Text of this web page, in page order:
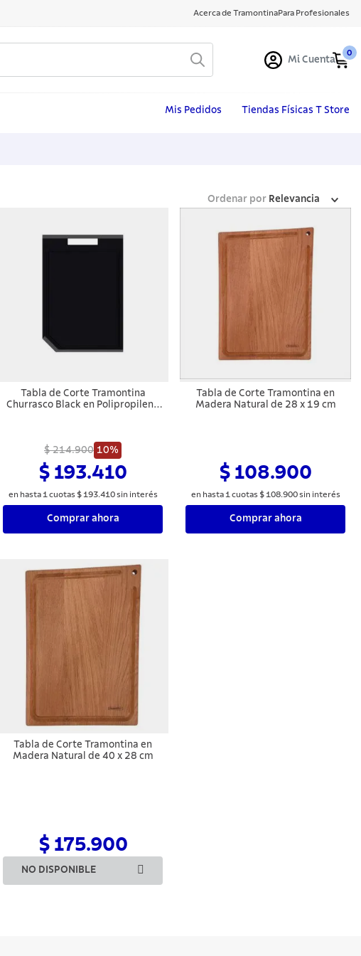
Acerca de TramontinaPara Profesionales
Mi Cuenta
0
Mis Pedidos Tiendas Físicas T Store
Ordenar por Relevancia
Tabla de Corte Tramontina
Churrasco Black en Polipropileno
$ 214.900 10%
$ 193.410
en hasta 1 cuotas $ 193.410sin interés
Comprar ahora
Tabla de Corte Tramontina en
Madera Natural de 28 x 19 cm
$ 108.900
en hasta 1 cuotas $ 108.900sin interés
Comprar ahora
Tabla de Corte Tramontina en
Madera Natural de 40 x 28 cm
$ 175.900
NO DISPONIBLE